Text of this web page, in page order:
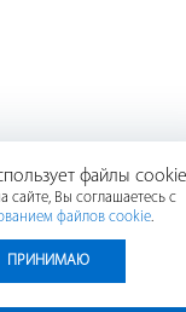
+7
файлы
сайте, Вы соглашаетесь с
файлов cookie.
ПРИНИМАЮ